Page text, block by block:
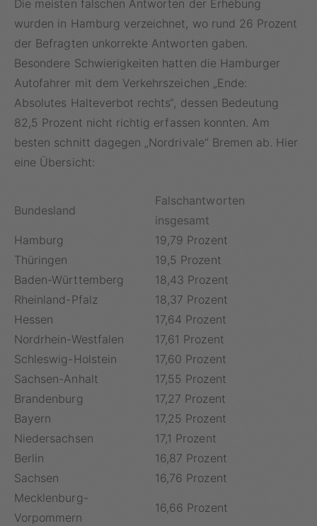
Die meisten falschen Antworten der Erhebung
wurden in Hamburg verzeichnet, wo rund 26 Prozent
der Befragten unkorrekte Antworten gaben.
Besondere Schwierigkeiten hatten die Hamburger
Autofahrer mit dem Verkehrszeichen „Ende:
Absolutes Halteverbot rechts“, dessen Bedeutung
82,5 Prozent nicht richtig erfassen konnten. Am
besten schnitt dagegen „Nordrivale“ Bremen ab. Hier
eine Übersicht:
Bundesland
Falschantworten
insgesamt
Hamburg
19,79 Prozent
Thüringen
19,5 Prozent
Baden-Württemberg
18,43 Prozent
Rheinland-Pfalz
18,37 Prozent
Hessen
17,64 Prozent
Nordrhein-Westfalen
17,61 Prozent
Schleswig-Holstein
17,60 Prozent
Sachsen-Anhalt
17,55 Prozent
Brandenburg
17,27 Prozent
Bayern
17,25 Prozent
Niedersachsen
17,1 Prozent
Berlin
16,87 Prozent
Sachsen
16,76 Prozent
Mecklenburg-
Vorpommern
16,66 Prozent